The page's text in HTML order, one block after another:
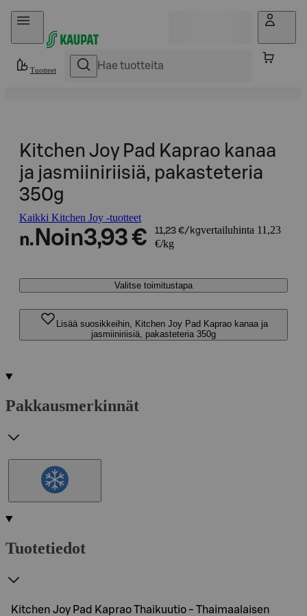
Hyppää sisältöön
Tuotteet
Kitchen Joy Pad Kaprao kanaa
ja jasmiiniriisiä, pakasteteria
350g
Kaikki Kitchen Joy -tuotteet
n. Noin3,93 € 11,23 €/kgvertailuhinta 11,23
€/kg
Valitse toimitustapa
Lisää suosikkeihin, Kitchen Joy Pad Kaprao kanaa ja
jasmiiniriisiä, pakasteteria 350g
Pakkausmerkinnät
Tuotetiedot
Kitchen Joy Pad Kaprao Thaikuutio - Thaimaalaisen